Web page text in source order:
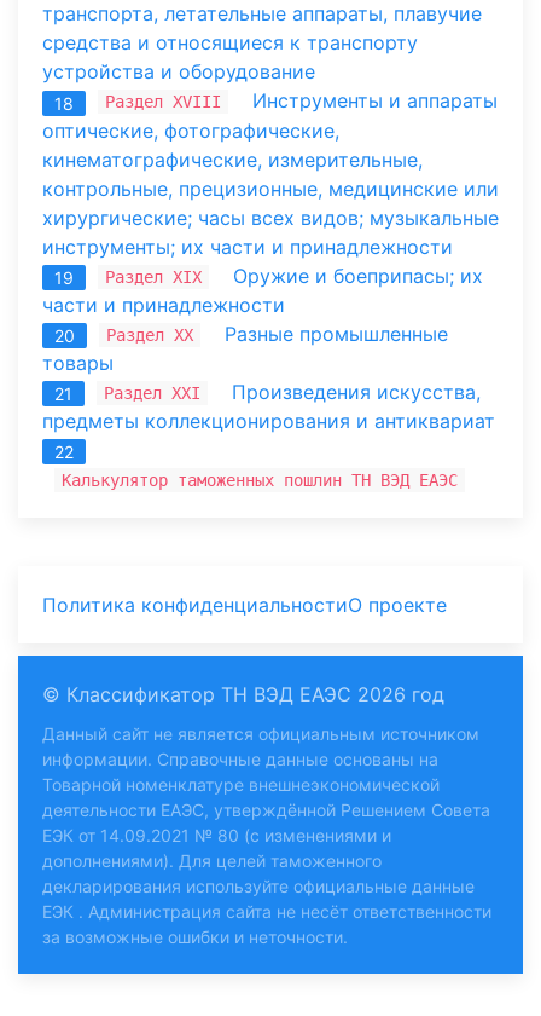
транспорта, летательные аппараты, плавучие
средства и относящиеся к транспорту
устройства и оборудование
18 Раздел XVIII
Инструменты и аппараты
оптические, фотографические,
кинематографические, измерительные,
контрольные, прецизионные, медицинские или
хирургические; часы всех видов; музыкальные
инструменты; их части и принадлежности
19 Раздел XIX
Оружие и боеприпасы; их
части и принадлежности
20 Раздел XX
Разные промышленные
товары
21 Раздел XXI
Произведения искусства,
предметы коллекционирования и антиквариат
22
Калькулятор таможенных пошлин ТН ВЭД ЕАЭС
Политика конфиденциальностиО проекте
© Классификатор ТН ВЭД ЕАЭС 2026 год
Данный сайт не является официальным источником
информации. Справочные данные основаны на
Товарной номенклатуре внешнеэкономической
деятельности ЕАЭС, утверждённой Решением Совета
ЕЭК от 14.09.2021 № 80 (с изменениями и
дополнениями). Для целей таможенного
декларирования используйте официальные данные
ЕЭК . Администрация сайта не несёт ответственности
за возможные ошибки и неточности.